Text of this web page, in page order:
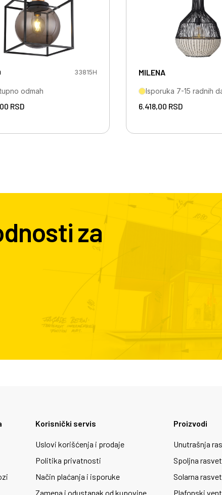
33815H
odmah
RSD
MILENA
Isporuka 7-15 radnih
6.418,00 RSD
za
Korisnički servis
Uslovi korišćenja i prodaje
Politika privatnosti
Način plaćanja i isporuke
Zamena i odustanak od kupovine
Proizvodi
Unutrašnja
Spoljna
Solarna
Plafonski